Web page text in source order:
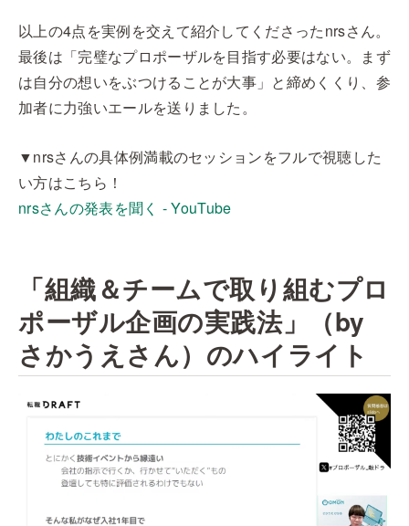
以上の4点を実例を交えて紹介してくださったnrsさん。
最後は「完璧なプロポーザルを目指す必要はない。まず
は自分の想いをぶつけることが大事」と締めくくり、参
加者に力強いエールを送りました。
▼nrsさんの具体例満載のセッションをフルで視聴した
い方はこちら！
nrsさんの発表を聞く - YouTube
「組織＆チームで取り組むプロ
ポーザル企画の実践法」（by
さかうえさん）のハイライト